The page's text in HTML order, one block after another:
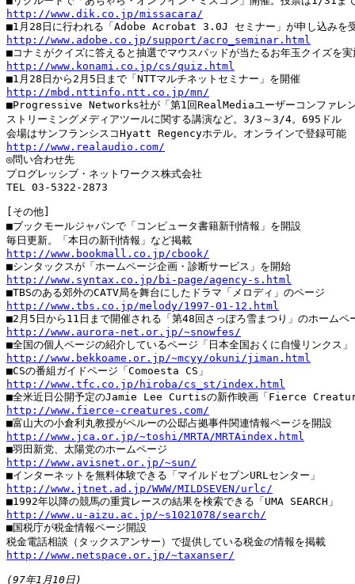
http://www.dik.co.jp/missacara/
http://www.adobe.co.jp/support/acro_seminar.html
http://www.konami.co.jp/cs/quiz.html
http://mbd.nttinfo.ntt.co.jp/mn/
■Progressive Networks社が「第1回RealMediaユーザーコンファレ
ストリーミングメディアツールに関する講演など。3/3～3/4。695ドル
http://www.realaudio.com/
◎問い合わせ先
プログレッシブ・ネットワークス株式会社
TEL 03-5322-2873
[その他]
■ブックモールジャパンで「コンピュータ書籍新刊情報」を開設
http://www.bookmall.co.jp/cbook/
http://www.syntax.co.jp/bi-page/agency-s.html
http://www.tbs.co.jp/melody/1997-01-12.html
http://www.aurora-net.or.jp/~snowfes/
http://www.bekkoame.or.jp/~mcyy/okuni/jiman.html
http://www.tfc.co.jp/hiroba/cs_st/index.html
http://www.fierce-creatures.com/
http://www.jca.or.jp/~toshi/MRTA/MRTAindex.html
http://www.avisnet.or.jp/~sun/
http://www.jtnet.ad.jp/WWW/MILDSEVEN/urlc/
http://www.u-aizu.ac.jp/~s1021078/search/
■国税庁が税金情報ページ開設
http://www.netspace.or.jp/~taxanser/
(97年1月10日)